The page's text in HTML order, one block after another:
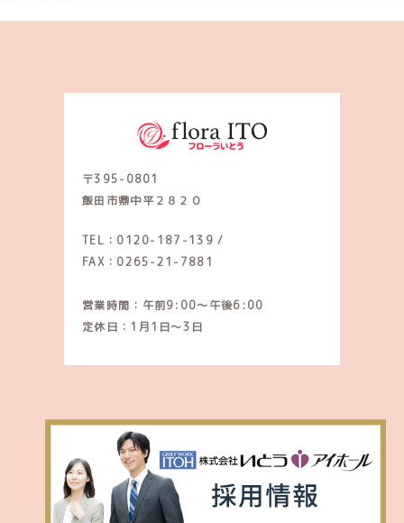
〒395-0801
飯田市鼎中平２８２０
TEL：0120-187-139 /
FAX：0265-21-7881
営業時間：午前9:00～午後6:00
定休日：1月1日～3日